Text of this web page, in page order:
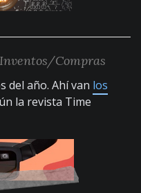
Inventos/Compras
del año. Ahí van los
la revista Time